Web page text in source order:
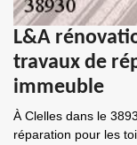
L&A
travaux de
immeuble
À Clelles dans le
réparation pour les